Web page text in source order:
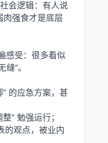
会逻辑：有人说
肉强食才是底层
感受：很多看似
”。
的应急方案，甚
” 勉强运行；
的观点，被业内